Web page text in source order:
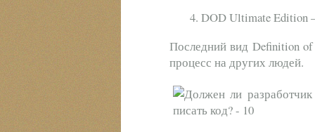
DOD Ultimate Edition
Последний вид Definition
процесс на других людей.